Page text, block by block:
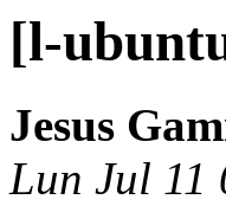
[l-
Jesus
Lun Jul 11